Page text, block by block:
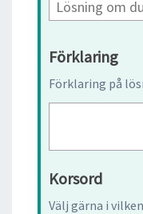
Förklaring
Förklaring på
Korsord
Välj gärna i